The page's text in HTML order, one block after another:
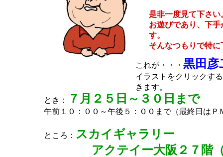
是非一度見て下さい
お遊びであり、下
す。
そんなつもりで特
これが・・・ 黒田彦
イラストをクリックす
きます。
とき：
７月２５日～３０日まで
午前１０：００～午後５：００まで（最終日はＰ
ところ： スカイギャラリー
アクテイー大阪２７階